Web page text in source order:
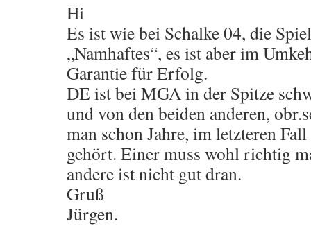
Hi
Es ist wie bei Schalke 04, die
„Namhaftes“, es ist aber im
Garantie für Erfolg.
DE ist bei MGA in der Spitze
und von den beiden anderen,
man schon Jahre, im letzteren
gehört. Einer muss wohl richtig
andere ist nicht gut dran.
Gruß
Jürgen.